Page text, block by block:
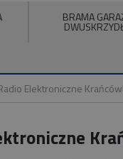
BRAMA
Elektroniczne